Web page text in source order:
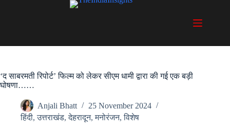
‘द साबरमती रिपोर्ट’ फिल्म को लेकर सीएम धामी द्वारा की गई एक बड़ी
घोषणा……
Anjali Bhatt
25 November 2024
हिंदी,उत्तराखंड,देहरादून,मनोरंजन,विशेष